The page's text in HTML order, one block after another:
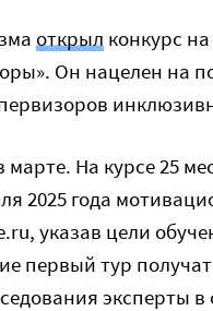
открыл конкурс
Он нацелен на
марте. На курсе 25
2025 года
указав цели
первый тур
эксперты